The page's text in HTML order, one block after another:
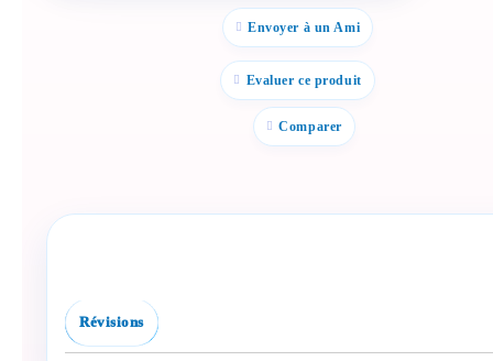
бебе? Изпрати го бързо.
Facebook Viber
WhatsApp
Копирай линк
Envoyer à un Ami
Evaluer ce produit
Comparer
Révisions